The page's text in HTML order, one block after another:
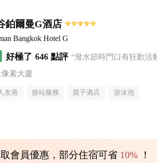
鉑爾曼G酒店
Bangkok Hotel G
好極了 646 點評 “潑水節時門口有狂歡活
素大廈
友善 接站服務 親子酒店 游泳池
會員優惠，部分住宿可省 10% ！